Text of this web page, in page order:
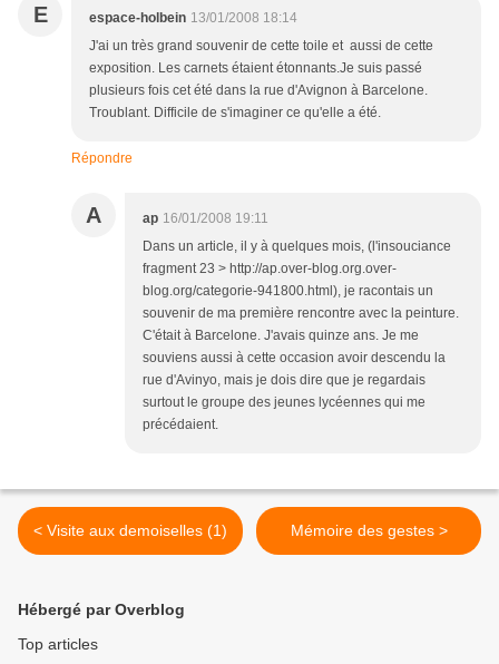
E espace-holbein 13/01/2008 18:14
J'ai un très grand souvenir de cette toile et aussi de cette
exposition. Les carnets étaient étonnants.Je suis passé
plusieurs fois cet été dans la rue d'Avignon à Barcelone.
Troublant. Difficile de s'imaginer ce qu'elle a été.
Répondre
A ap 16/01/2008 19:11
Dans un article, il y à quelques mois, (l'insouciance
fragment 23 > http://ap.over-blog.org.over-
blog.org/categorie-941800.html), je racontais un
souvenir de ma première rencontre avec la peinture.
C'était à Barcelone. J'avais quinze ans. Je me
souviens aussi à cette occasion avoir descendu la
rue d'Avinyo, mais je dois dire que je regardais
surtout le groupe des jeunes lycéennes qui me
précédaient.
< Visite aux demoiselles (1) Mémoire des gestes >
Hébergé par Overblog
Top articles